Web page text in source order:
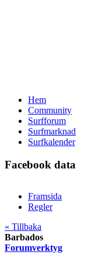
Hem
Community
Surfforum
Surfmarknad
Surfkalender
Facebook data
Framsida
Regler
« Tillbaka
Barbados
Forumverktyg